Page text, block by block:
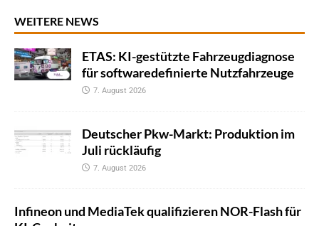
WEITERE NEWS
ETAS: KI-gestützte Fahrzeugdiagnose
für softwaredefinierte Nutzfahrzeuge
7. August 2026
Deutscher Pkw-Markt: Produktion im
Juli rückläufig
7. August 2026
Infineon und MediaTek qualifizieren NOR-Flash für